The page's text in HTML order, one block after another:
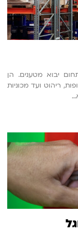
יבוא מטענים. הן
ריהוט ועד מכוניות